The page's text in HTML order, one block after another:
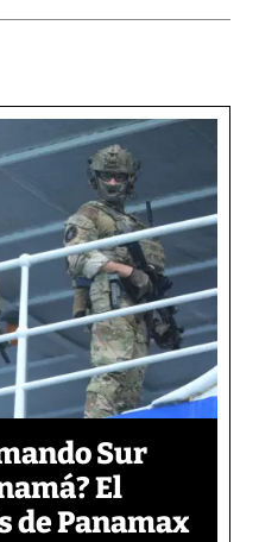
Sur
El
de Panamax